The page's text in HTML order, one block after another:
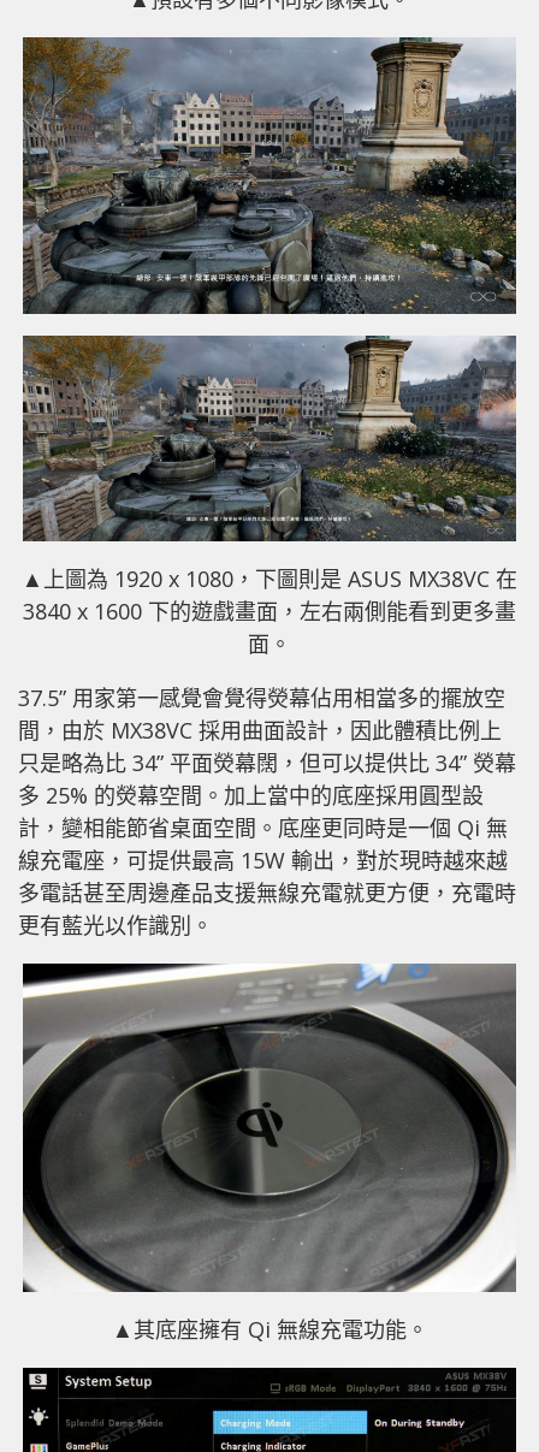
▲上圖為 1920 x 1080，下圖則是 ASUS MX38VC 在
3840 x 1600 下的遊戲畫面，左右兩側能看到更多畫
面。
37.5” 用家第一感覺會覺得熒幕佔用相當多的擺放空
間，由於 MX38VC 採用曲面設計，因此體積比例上
只是略為比 34” 平面熒幕闊，但可以提供比 34” 熒幕
多 25% 的熒幕空間。加上當中的底座採用圓型設
計，變相能節省桌面空間。底座更同時是一個 Qi 無
線充電座，可提供最高 15W 輸出，對於現時越來越
多電話甚至周邊產品支援無線充電就更方便，充電時
更有藍光以作識別。
▲其底座擁有 Qi 無線充電功能。